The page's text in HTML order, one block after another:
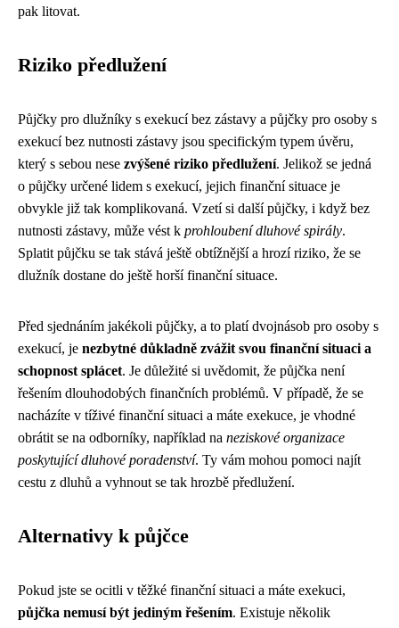
pak litovat.
Riziko předlužení
Půjčky pro dlužníky s exekucí bez zástavy a půjčky pro osoby s
exekucí bez nutnosti zástavy jsou specifickým typem úvěru,
který s sebou nese zvýšené riziko předlužení. Jelikož se jedná
o půjčky určené lidem s exekucí, jejich finanční situace je
obvykle již tak komplikovaná. Vzetí si další půjčky, i když bez
nutnosti zástavy, může vést k prohloubení dluhové spirály.
Splatit půjčku se tak stává ještě obtížnější a hrozí riziko, že se
dlužník dostane do ještě horší finanční situace.
Před sjednáním jakékoli půjčky, a to platí dvojnásob pro osoby s
exekucí, je nezbytné důkladně zvážit svou finanční situaci a
schopnost splácet. Je důležité si uvědomit, že půjčka není
řešením dlouhodobých finančních problémů. V případě, že se
nacházíte v tíživé finanční situaci a máte exekuce, je vhodné
obrátit se na odborníky, například na neziskové organizace
poskytující dluhové poradenství. Ty vám mohou pomoci najít
cestu z dluhů a vyhnout se tak hrozbě předlužení.
Alternativy k půjčce
Pokud jste se ocitli v těžké finanční situaci a máte exekuci,
půjčka nemusí být jediným řešením. Existuje několik